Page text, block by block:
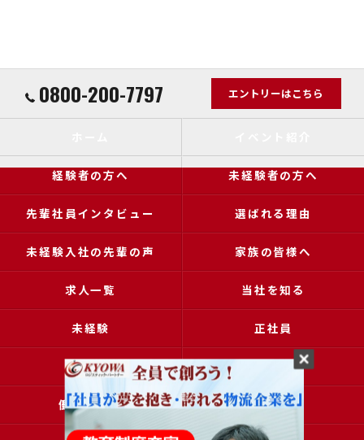
0800-200-7797 エントリーはこちら
経験者の方へ 未経験者の方へ
先輩社員インタビュー 選ばれる理由
未経験入社の先輩の声 家族の皆様へ
求人一覧 当社を知る
未経験 正社員
高収入
働きやすい アクセス